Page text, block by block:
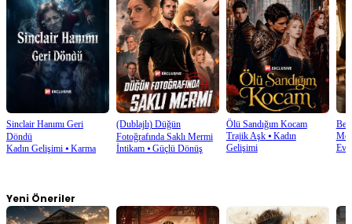
Sinclair Hanımı Geri
Döndü
Kadın Gelişimi ⦁ Karma
(Dublajlı) Düğün
Fotoğrafında Saklı Mermi
İntikam⦁ Güçlü Dönüş
Ölü Sandığım Kocam
Trajik Aşk⦁ Kadın
Gelişimi
Yeni Öneriler